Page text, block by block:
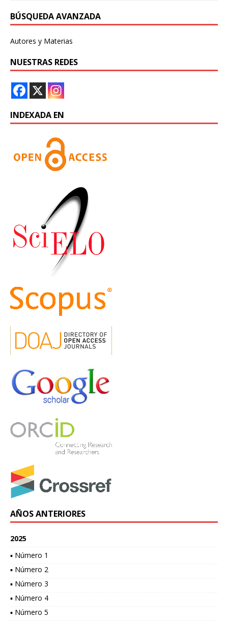
BÚSQUEDA AVANZADA
Autores y Materias
NUESTRAS REDES
INDEXADA EN
AÑOS ANTERIORES
2025
▪ Número 1
▪ Número 2
▪ Número 3
▪ Número 4
▪ Número 5